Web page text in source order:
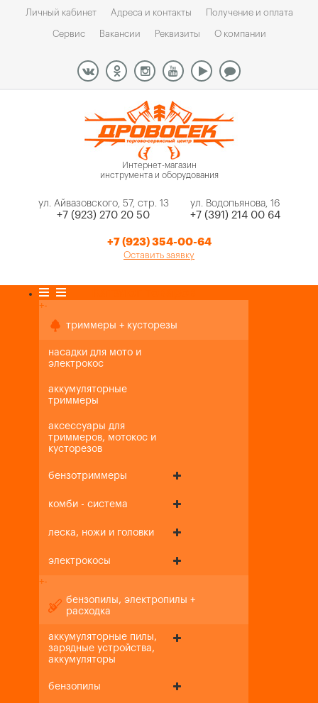
Личный кабинет Адреса и контакты Получение и оплата
Сервис Вакансии Реквизиты О компании
Интернет-магазин
инструмента и оборудования
ул. Айвазовского, 57, стр. 13
+7 (923) 270 20 50
ул. Водопьянова, 16
+7 (391) 214 00 64
+7 (923) 354-00-64
Оставить заявку
+-
триммеры + кусторезы
насадки для мото и
электрокос
аккумуляторные
триммеры
аксессуары для
триммеров, мотокос и
кусторезов
бензотриммеры
комби - система
леска, ножи и головки
электрокосы
+-
бензопилы, электропилы +
расходка
аккумуляторные пилы,
зарядные устройства,
аккумуляторы
бензопилы